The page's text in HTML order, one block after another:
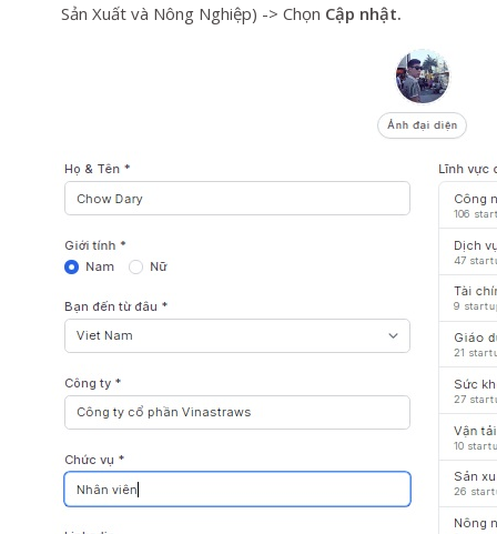
Sản Xuất và Nông Nghiệp) -> Chọn Cập nhật.